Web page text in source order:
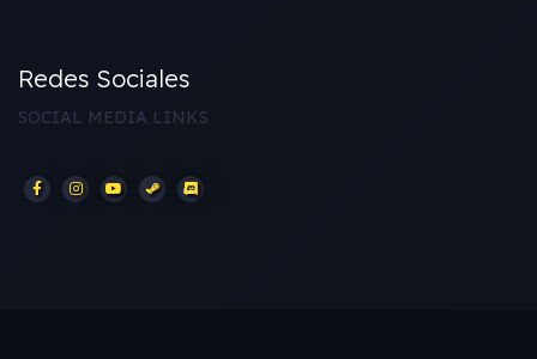
Redes Sociales
SOCIAL MEDIA LINKS